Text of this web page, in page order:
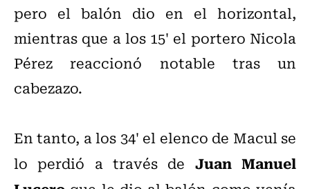
pero el balón dio en el horizontal,
mientras que a los 15' el portero Nicola
Pérez reaccionó notable tras un
cabezazo.
En tanto, a los 34' el elenco de Macul se
lo perdió a través de Juan Manuel